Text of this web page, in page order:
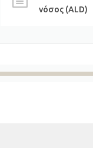
νόσος (ALD)